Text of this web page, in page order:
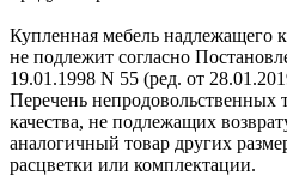
Купленная мебель надлежащего
не подлежит согласно
19.01.1998 N 55 (ред. от
Перечень непродовольственных
качества, не подлежащих
аналогичный товар других
расцветки или комплектации.